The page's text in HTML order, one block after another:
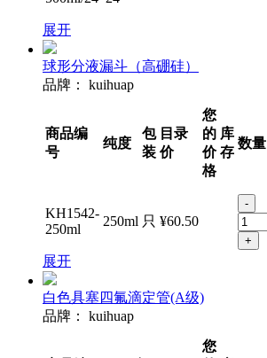
展开
球形分液漏斗（高硼硅）
品牌：
kuihuap
商品编
号
纯度
包
装
目录
价
您
的
价
格
库
存
数量
KH1542-
250ml
250ml 只 ¥60.50
-
+
展开
白色具塞四氟滴定管(A级)
品牌：
kuihuap
您